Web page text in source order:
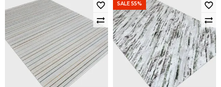
SALE 55%